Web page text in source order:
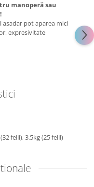
manoperă sau
pot aparea mici
expresivitate
felii),3.5kg (25 felii)